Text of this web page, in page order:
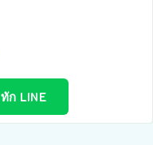
ทัก LINE